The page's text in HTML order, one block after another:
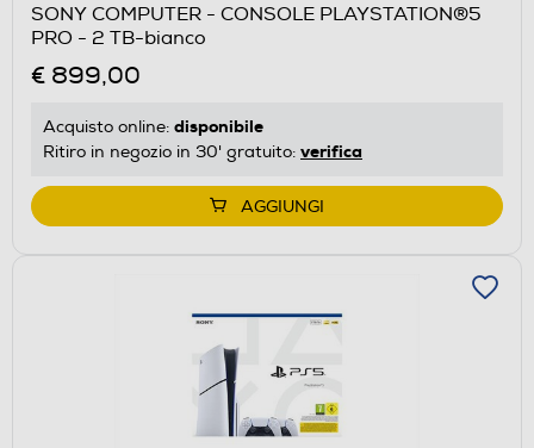
SONY COMPUTER - CONSOLE PLAYSTATION®5
PRO - 2 TB-bianco
€ 899,00
Acquisto online: disponibile
Ritiro in negozio in 30' gratuito: verifica
AGGIUNGI